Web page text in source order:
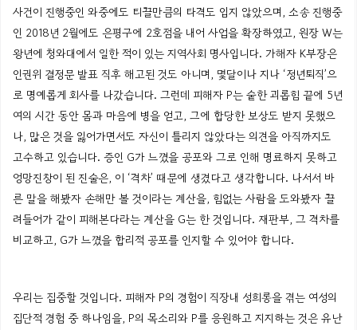
사건이 진행중인 와중에도 티끌만큼의 타격도 입지 않았으며, 소송 진행중
인 2018년 2월에도 은평구에 2호점을 내어 사업을 확장하였고, 원장 W는
왕년에 청와대에서 일한 적이 있는 지역사회 명사입니다. 가해자 K부장은
인권위 결정문 발표 직후 해고된 것도 아니며, 몇달이나 지나 ‘정년퇴직’으
로 명예롭게 회사를 나갔습니다. 그런데 피해자 P는 숱한 괴롭힘 끝에 5년
여의 시간 동안 몸과 마음에 병을 얻고, 그에 합당한 보상도 받지 못했으
나, 많은 것을 잃어가면서도 자신이 틀리지 않았다는 의견을 아직까지도
고수하고 있습니다. 증인 G가 느꼈을 공포와 그로 인해 명료하지 못하고
엉망진창이 된 진술은, 이 ‘격차’ 때문에 생겼다고 생각합니다. 나서서 바
른 말을 해봤자 손해만 볼 것이라는 계산을, 힘없는 사람을도와봤자 끌
려들어가 같이 피해본다라는 계산을 G는 한 것입니다. 재판부, 그 격차를
비교하고, G가 느꼈을 합리적 공포를 인지할 수 있어야 합니다.
우리는 집중할 것입니다. 피해자 P의 경험이 직장내 성희롱을 겪는 여성의
집단적 경험 중 하나임을, P의 목소리와 P를 응원하고 지지하는 것은 유난